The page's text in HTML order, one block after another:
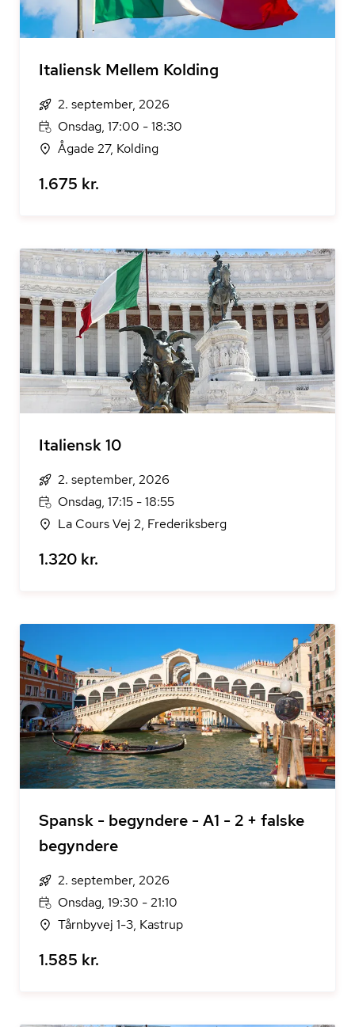
Italiensk Mellem Kolding
2. september, 2026
Onsdag, 17:00 - 18:30
Ågade 27, Kolding
1.675 kr.
Italiensk 10
2. september, 2026
Onsdag, 17:15 - 18:55
La Cours Vej 2, Frederiksberg
1.320 kr.
Spansk - begyndere - A1 - 2 + falske
begyndere
2. september, 2026
Onsdag, 19:30 - 21:10
Tårnbyvej 1-3, Kastrup
1.585 kr.